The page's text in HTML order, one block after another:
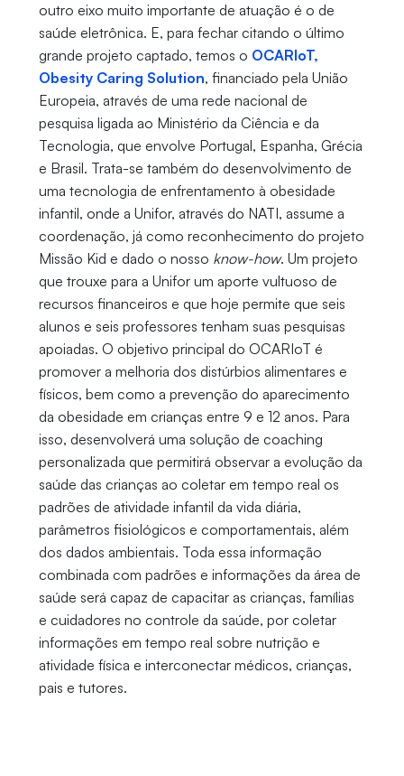
outro eixo muito importante de atuação é o de
saúde eletrônica. E, para fechar citando o último
grande projeto captado, temos o OCARIoT,
Obesity Caring Solution, financiado pela União
Europeia, através de uma rede nacional de
pesquisa ligada ao Ministério da Ciência e da
Tecnologia, que envolve Portugal, Espanha, Grécia
e Brasil. Trata-se também do desenvolvimento de
uma tecnologia de enfrentamento à obesidade
infantil, onde a Unifor, através do NATI, assume a
coordenação, já como reconhecimento do projeto
Missão Kid e dado o nosso know-how. Um projeto
que trouxe para a Unifor um aporte vultuoso de
recursos financeiros e que hoje permite que seis
alunos e seis professores tenham suas pesquisas
apoiadas. O objetivo principal do OCARIoT é
promover a melhoria dos distúrbios alimentares e
físicos, bem como a prevenção do aparecimento
da obesidade em crianças entre 9 e 12 anos. Para
isso, desenvolverá uma solução de coaching
personalizada que permitirá observar a evolução da
saúde das crianças ao coletar em tempo real os
padrões de atividade infantil da vida diária,
parâmetros fisiológicos e comportamentais, além
dos dados ambientais. Toda essa informação
combinada com padrões e informações da área de
saúde será capaz de capacitar as crianças, famílias
e cuidadores no controle da saúde, por coletar
informações em tempo real sobre nutrição e
atividade física e interconectar médicos, crianças,
pais e tutores.